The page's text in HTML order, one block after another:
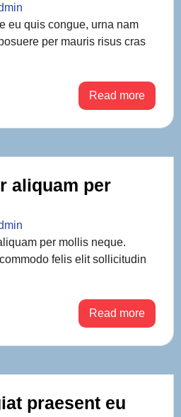
eu quis congue, urna nam
per mauris risus cras
Read more
aliquam per
per mollis neque.
felis elit sollicitudin
Read more
praesent eu